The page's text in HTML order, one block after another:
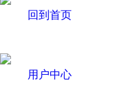
回到首页
用户中心